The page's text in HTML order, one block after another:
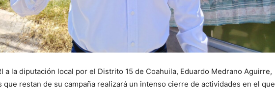
a la diputación local por el Distrito 15 de Coahuila, Eduardo Medrano Aguirre,
que restan de su campaña realizará un intenso cierre de actividades en el que